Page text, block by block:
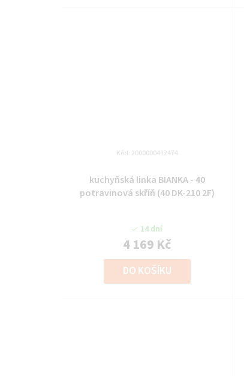
kuchyňská linka BIANKA - 40
potravinová skříň (40 DK-210 2F)
14 dní
4 169 Kč
DO KOŠÍKU
Kód: 2000000412474